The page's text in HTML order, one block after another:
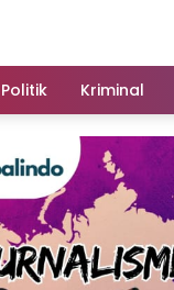
Politik Kriminal